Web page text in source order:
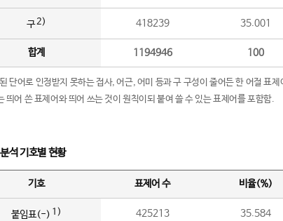
구2) 418239 35.001
합계 1194946 100
단어로 인정받지 못하는 접사, 어근, 어미 등과 구 구성이 줄어든 한 어절 표제
띄어 쓴 표제어와 띄어 쓰는 것이 원칙이되 붙여 쓸 수 있는 표제어를 포함함.
석 기호별 현황
기호 표제어 수 비율(%)
붙임표(-) 1) 425213 35.584